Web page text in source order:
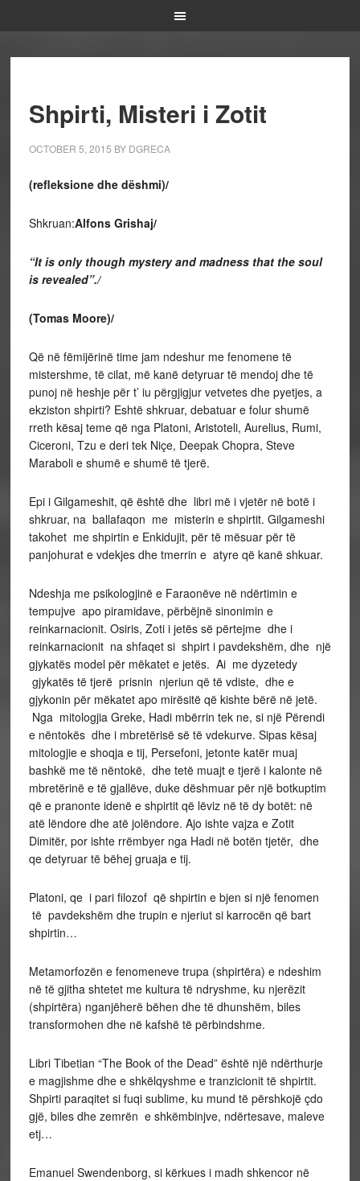
Shpirti, Misteri i Zotit
OCTOBER 5, 2015 BY DGRECA
(refleksione dhe dëshmi)/
Shkruan:Alfons Grishaj/
“It is only though mystery and madness that the soul
is revealed”./
(Tomas Moore)/
Që në fëmijërinë time jam ndeshur me fenomene të
mistershme, të cilat, më kanë detyruar të mendoj dhe të
punoj në heshje për t’ iu përgjigjur vetvetes dhe pyetjes, a
ekziston shpirti? Eshtë shkruar, debatuar e folur shumë
rreth kësaj teme që nga Platoni, Aristoteli, Aurelius, Rumi,
Ciceroni, Tzu e deri tek Niçe, Deepak Chopra, Steve
Maraboli e shumë e shumë të tjerë.
Epi i Gilgameshit, që është dhe libri më i vjetër në botë i
shkruar, na ballafaqon me misterin e shpirtit. Gilgameshi
takohet me shpirtin e Enkidujit, për të mësuar për të
panjohurat e vdekjes dhe tmerrin e atyre që kanë shkuar.
Ndeshja me psikologjinë e Faraonëve në ndërtimin e
tempujve apo piramidave, përbëjnë sinonimin e
reinkarnacionit. Osiris, Zoti i jetës së përtejme dhe i
reinkarnacionit na shfaqet si shpirt i pavdekshëm, dhe një
gjykatës model për mëkatet e jetës. Ai me dyzetedy
gjykatës të tjerë prisnin njeriun që të vdiste, dhe e
gjykonin për mëkatet apo mirësitë që kishte bërë në jetë.
Nga mitologjia Greke, Hadi mbërrin tek ne, si një Përendi
e nëntokës dhe i mbretërisë së të vdekurve. Sipas kësaj
mitologjie e shoqja e tij, Persefoni, jetonte katër muaj
bashkë me të nëntokë, dhe tetë muajt e tjerë i kalonte në
mbretërinë e të gjallëve, duke dëshmuar për një botkuptim
që e pranonte idenë e shpirtit që lëviz në të dy botët: në
atë lëndore dhe atë jolëndore. Ajo ishte vajza e Zotit
Dimitër, por ishte rrëmbyer nga Hadi në botën tjetër, dhe
qe detyruar të bëhej gruaja e tij.
Platoni, qe i pari filozof që shpirtin e bjen si një fenomen
të pavdekshëm dhe trupin e njeriut si karrocën që bart
shpirtin…
Metamorfozën e fenomeneve trupa (shpirtëra) e ndeshim
në të gjitha shtetet me kultura të ndryshme, ku njerëzit
(shpirtëra) nganjëherë bëhen dhe të dhunshëm, biles
transformohen dhe në kafshë të përbindshme.
Libri Tibetian “The Book of the Dead” është një ndërthurje
e magjishme dhe e shkëlqyshme e tranzicionit të shpirtit.
Shpirti paraqitet si fuqi sublime, ku mund të përshkojë çdo
gjë, biles dhe zemrën e shkëmbinjve, ndërtesave, maleve
etj…
Emanuel Swendenborg, si kërkues i madh shkencor në